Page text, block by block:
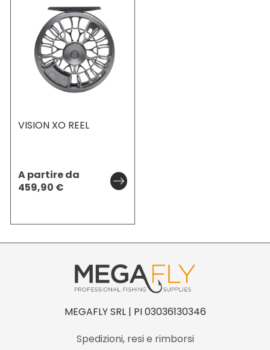
VISION XO REEL
A partire da
459,90 €
MEGAFLY SRL | PI 03036130346
Spedizioni, resi e rimborsi